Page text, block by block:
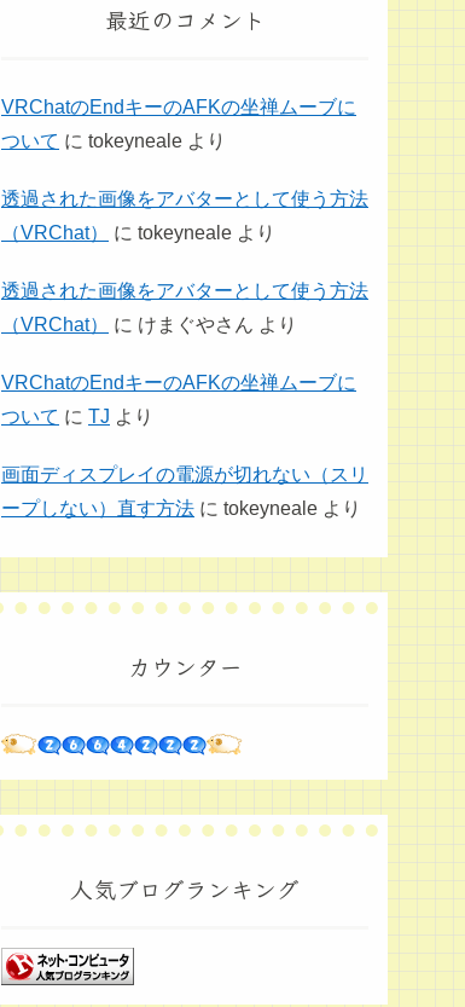
最近のコメント
VRChatのEndキーのAFKの坐禅ムーブに
ついて に tokeyneale より
透過された画像をアバターとして使う方法
（VRChat）
に tokeyneale より
透過された画像をアバターとして使う方法
（VRChat）
に けまぐやさん より
VRChatのEndキーのAFKの坐禅ムーブに
ついて に TJ より
画面ディスプレイの電源が切れない（スリ
ープしない）直す方法 に tokeyneale より
カウンター
人気ブログランキング